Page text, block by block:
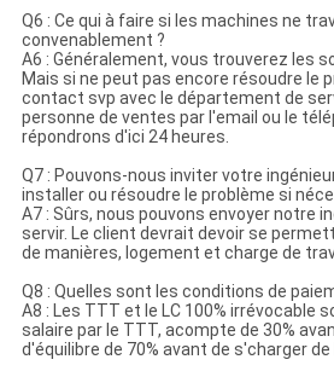
Q6 : Ce qui à faire si les machines ne
convenablement ?
A6 : Généralement, vous trouverez les
Mais si ne peut pas encore résoudre le
contact svp avec le département de
personne de ventes par l'email ou le
répondrons d'ici 24 heures.
Q7 : Pouvons-nous inviter votre
installer ou résoudre le problème si
A7 : Sûrs, nous pouvons envoyer notre
servir. Le client devrait devoir se
de manières, logement et charge de
Q8 : Quelles sont les conditions de
A8 : Les TTT et le LC 100% irrévocable
salaire par le TTT, acompte de 30%
d'équilibre de 70% avant de s'charger de